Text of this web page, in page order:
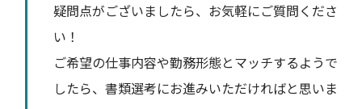
疑問点がございましたら、お気軽にご質問くださ
い！
ご希望の仕事内容や勤務形態とマッチするようで
したら、書類選考にお進みいただければと思いま